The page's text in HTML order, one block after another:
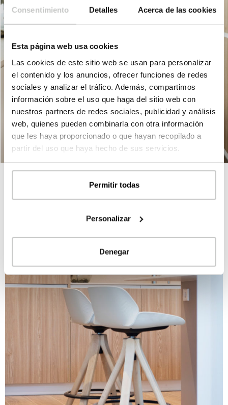
Consentimiento Detalles Acerca de las cookies
Esta página web usa cookies
Las cookies de este sitio web se usan para personalizar
el contenido y los anuncios, ofrecer funciones de redes
sociales y analizar el tráfico. Además, compartimos
información sobre el uso que haga del sitio web con
nuestros partners de redes sociales, publicidad y análisis
web, quienes pueden combinarla con otra información
que les haya proporcionado o que hayan recopilado a
partir del uso que haya hecho de sus servicios.
Permitir todas
Personalizar
Denegar